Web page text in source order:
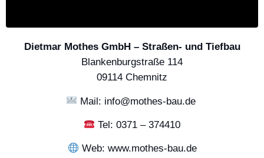
Dietmar Mothes GmbH – Straßen- und Tiefbau
Blankenburgstraße 114
09114 Chemnitz
Mail: info@mothes-bau.de
Tel: 0371 – 374410
Web: www.mothes-bau.de